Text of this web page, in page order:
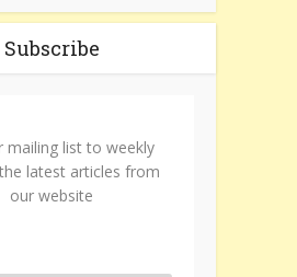
Subscribe
mailing list to weekly
latest articles from
our website